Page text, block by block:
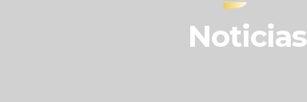
Noticias